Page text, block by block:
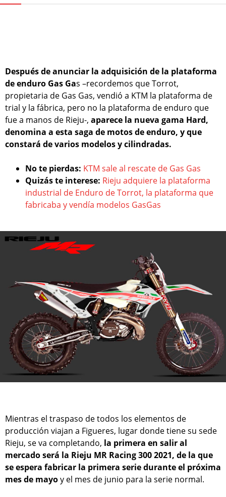
Después de anunciar la adquisición de la plataforma
de enduro Gas Gas –recordemos que Torrot,
propietaria de Gas Gas, vendió a KTM la plataforma de
trial y la fábrica, pero no la plataforma de enduro que
fue a manos de Rieju-, aparece la nueva gama Hard,
denomina a esta saga de motos de enduro, y que
constará de varios modelos y cilindradas.
No te pierdas: KTM sale al rescate de Gas Gas
Quizás te interese: Rieju adquiere la plataforma
industrial de Enduro de Torrot, la plataforma que
fabricaba y vendía modelos GasGas
Mientras el traspaso de todos los elementos de
producción viajan a Figueres, lugar donde tiene su sede
Rieju, se va completando, la primera en salir al
mercado será la Rieju MR Racing 300 2021, de la que
se espera fabricar la primera serie durante el próxima
mes de mayoy el mes de junio para la serie normal.